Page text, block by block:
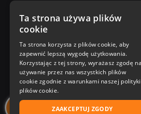
Poniedziałek - Piątek
8:00 - 18:00
[email protected]
Bądź z nami na bieżąco
Ta strona używa plików
cookie
Ta strona korzysta z plików cookie, aby
zapewnić lepszą wygodę użytkowania.
Korzystając z tej strony, wyrażasz zgodę na
używanie przez nas wszystkich plików
cookie zgodnie z warunkami naszej polityki
plików cookie.
ZAAKCEPTUJ ZGODY